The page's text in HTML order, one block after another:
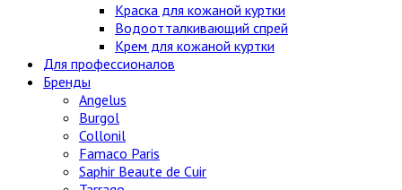
Краска для кожаной куртки
Водоотталкивающий спрей
Крем для кожаной куртки
Для профессионалов
Бренды
Angelus
Burgol
Collonil
Famaco Paris
Saphir Beaute de Cuir